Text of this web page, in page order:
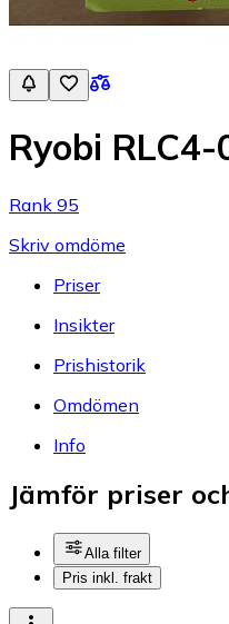
Ryobi
Rank 95
Skriv omdöme
Priser
Insikter
Prishistorik
Omdömen
Info
Jämför priser
Alla filter
Pris inkl. frakt